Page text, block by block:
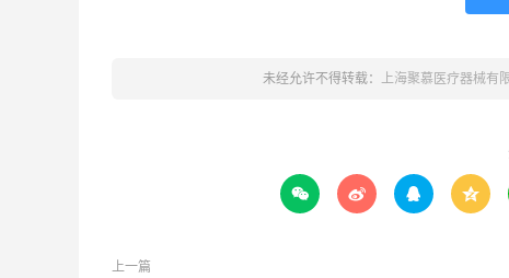
未经允许不得转载： 上海聚慕医疗器械有
   
上一篇